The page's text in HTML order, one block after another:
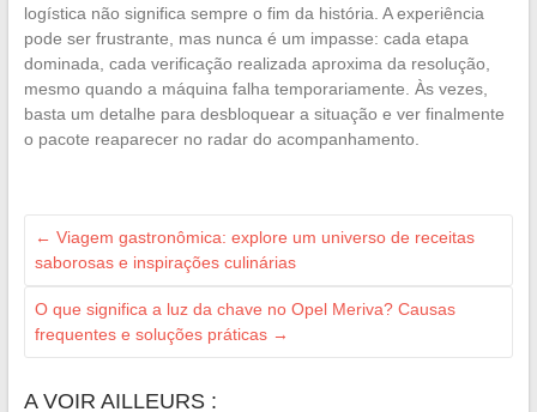
logística não significa sempre o fim da história. A experiência
pode ser frustrante, mas nunca é um impasse: cada etapa
dominada, cada verificação realizada aproxima da resolução,
mesmo quando a máquina falha temporariamente. Às vezes,
basta um detalhe para desbloquear a situação e ver finalmente
o pacote reaparecer no radar do acompanhamento.
← Viagem gastronômica: explore um universo de receitas
saborosas e inspirações culinárias
O que significa a luz da chave no Opel Meriva? Causas
frequentes e soluções práticas →
A VOIR AILLEURS :